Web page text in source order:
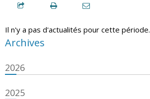
Il n'y a pas d'actualités pour cette période.
Archives
2026
2025